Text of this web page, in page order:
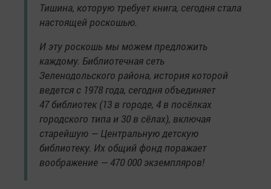
Тишина, которую требует книга, сегодня стала
настоящей роскошью.
И эту роскошь мы можем предложить
каждому. Библиотечная сеть
Зеленодольского района, история которой
ведется с 1978 года, сегодня объединяет
47 библиотек (13 в городе, 4 в посёлках
городского типа и 30 в сёлах), включая
старейшую — Центральную детскую
библиотеку. Их общий фонд поражает
воображение — 470 000 экземпляров!